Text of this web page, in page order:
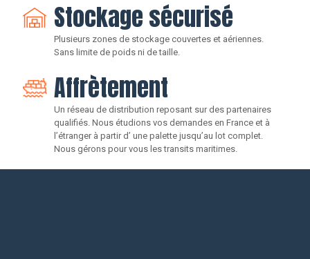
Stockage sécurisé
Plusieurs zones de stockage couvertes et aériennes.
Sans limite de poids ni de taille.
Affrètement
Un réseau de distribution reposant sur des partenaires
qualifiés. Nous étudions vos demandes en France et à
l’étranger à partir d’ une palette jusqu’au lot complet.
Nous gérons pour vous les transits maritimes.